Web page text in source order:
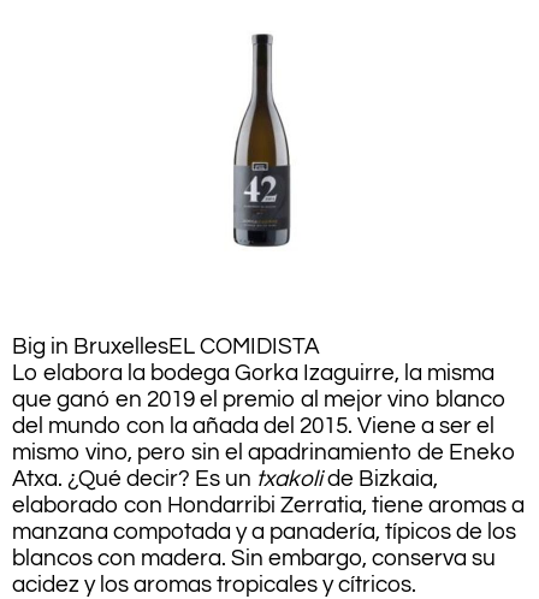
Big in BruxellesEL COMIDISTA
Lo elabora la bodega Gorka Izaguirre, la misma
que ganó en 2019 el premio al mejor vino blanco
del mundo con la añada del 2015. Viene a ser el
mismo vino, pero sin el apadrinamiento de Eneko
Atxa. ¿Qué decir? Es un txakolide Bizkaia,
elaborado con Hondarribi Zerratia, tiene aromas a
manzana compotada y a panadería, típicos de los
blancos con madera. Sin embargo, conserva su
acidez y los aromas tropicales y cítricos.